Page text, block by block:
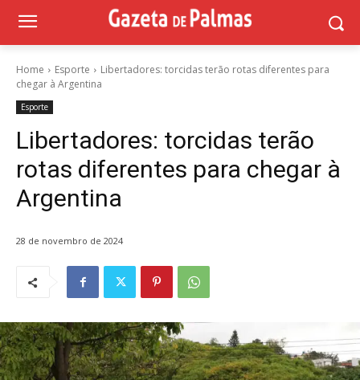
Home Esporte
Libertadores: torcidas terão rotas diferentes para
chegar à Argentina
Esporte
Libertadores: torcidas terão
rotas diferentes para chegar à
Argentina
28 de novembro de 2024